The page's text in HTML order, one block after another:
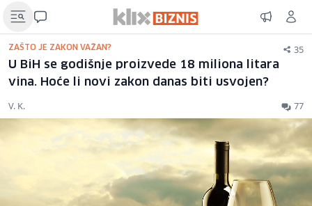
ZAŠTO JE ZAKON VAŽAN? 35
U BiH se godišnje proizvede 18 miliona litara
vina. Hoće li novi zakon danas biti usvojen?
V. K. 77